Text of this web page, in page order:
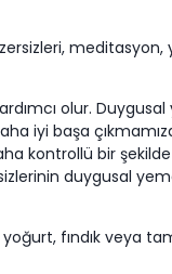
olur. Duygusal
iyi başa
kontrollü bir
duygusal
fındık veya